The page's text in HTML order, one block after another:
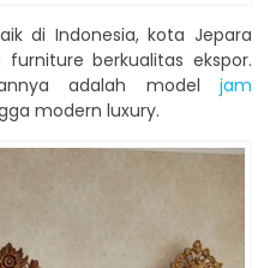
di Indonesia, kota Jepara
berkualitas ekspor.
adalah model jam
modern luxury.